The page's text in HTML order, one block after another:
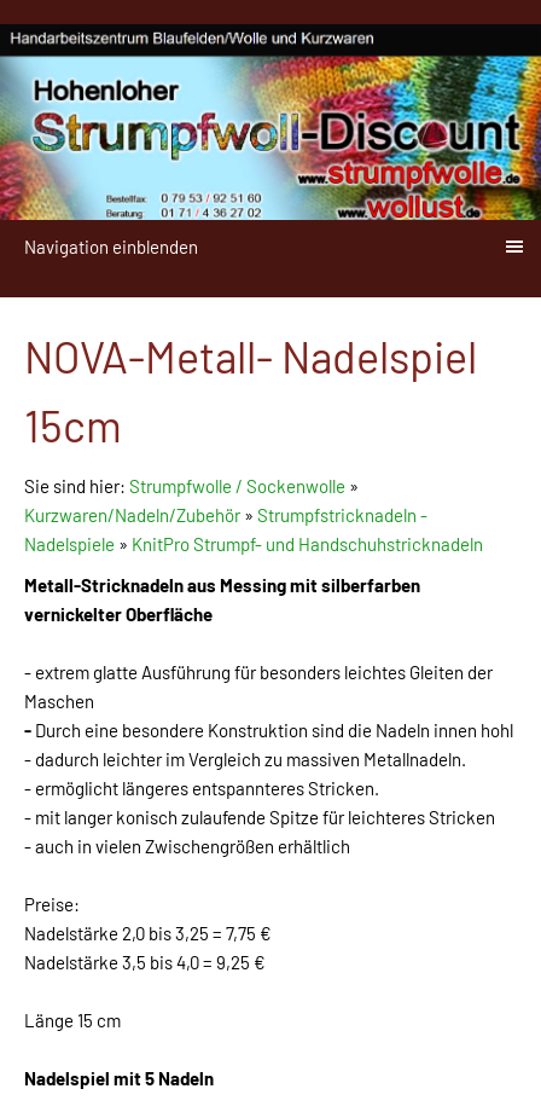
Navigation einblenden
NOVA-Metall- Nadelspiel
15cm
Sie sind hier: Strumpfwolle / Sockenwolle »
Kurzwaren/Nadeln/Zubehör» Strumpfstricknadeln -
Nadelspiele » KnitPro Strumpf- und Handschuhstricknadeln
Metall-Stricknadeln aus Messing mit silberfarben
vernickelter Oberfläche
- extrem glatte Ausführung für besonders leichtes Gleiten der
Maschen
- Durch eine besondere Konstruktion sind die Nadeln innen hohl
- dadurch leichter im Vergleich zu massiven Metallnadeln.
- ermöglicht längeres entspannteres Stricken.
- mit langer konisch zulaufende Spitze für leichteres Stricken
- auch in vielen Zwischengrößen erhältlich
Preise:
Nadelstärke 2,0 bis 3,25 = 7,75 €
Nadelstärke 3,5 bis 4,0 = 9,25 €
Länge 15 cm
Nadelspiel mit 5 Nadeln